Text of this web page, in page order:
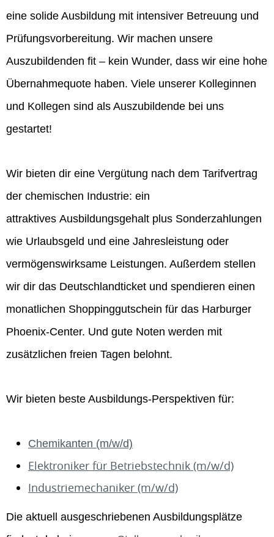
eine solide Ausbildung mit intensiver Betreuung und
Prüfungsvorbereitung. Wir machen unsere
Auszubildenden fit – kein Wunder, dass wir eine hohe
Übernahmequote haben. Viele unserer Kolleginnen
und Kollegen sind als Auszubildende bei uns
gestartet!
Wir bieten dir eine Vergütung nach dem Tarifvertrag
der chemischen Industrie: ein
attraktives Ausbildungsgehalt plus Sonderzahlungen
wie Urlaubsgeld und eine Jahresleistung oder
vermögenswirksame Leistungen. Außerdem stellen
wir dir das Deutschlandticket und spendieren einen
monatlichen Shoppinggutschein für das Harburger
Phoenix-Center. Und gute Noten werden mit
zusätzlichen freien Tagen belohnt.
Wir bieten beste Ausbildungs-Perspektiven für:
Chemikanten (m/w/d)
Elektroniker für Betriebstechnik (m/w/d)
Industriemechaniker (m/w/d)
Die aktuell ausgeschriebenen Ausbildungsplätze